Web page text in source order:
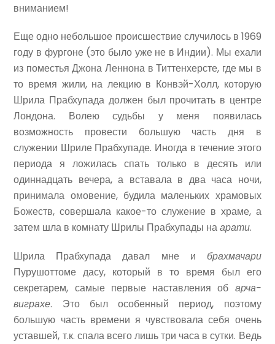
вниманием!
Еще одно небольшое происшествие случилось в 1969
году в фургоне (это было уже не в Индии). Мы ехали
из поместья Джона Леннона в Титтенхерсте, где мы в
то время жили, на лекцию в Конвэй-Холл, которую
Шрила Прабхупада должен был прочитать в центре
Лондона. Волею судьбы у меня появилась
возможность провести большую часть дня в
служении Шриле Прабхупаде. Иногда в течение этого
периода я ложилась спать только в десять или
одиннадцать вечера, а вставала в два часа ночи,
принимала омовение, будила маленьких храмовых
Божеств, совершала какое-то служение в храме, а
затем шла в комнату Шрилы Прабхупады наарати.
Шрила Прабхупада давал мне и брахмачари
Пурушоттоме дасу, который в то время был его
секретарем, самые первые наставления об арча-
виграхе. Это был особенный период, поэтому
большую часть времени я чувствовала себя очень
уставшей, т.к. спала всего лишь три часа в сутки. Ведь